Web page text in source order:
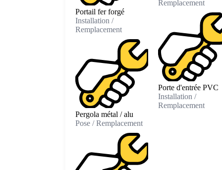
Portail fer forgé
Installation /
Remplacement
Pergola métal / alu
Pose / Remplacement
Remplacement
Porte d'entrée PVC
Installation /
Remplacement